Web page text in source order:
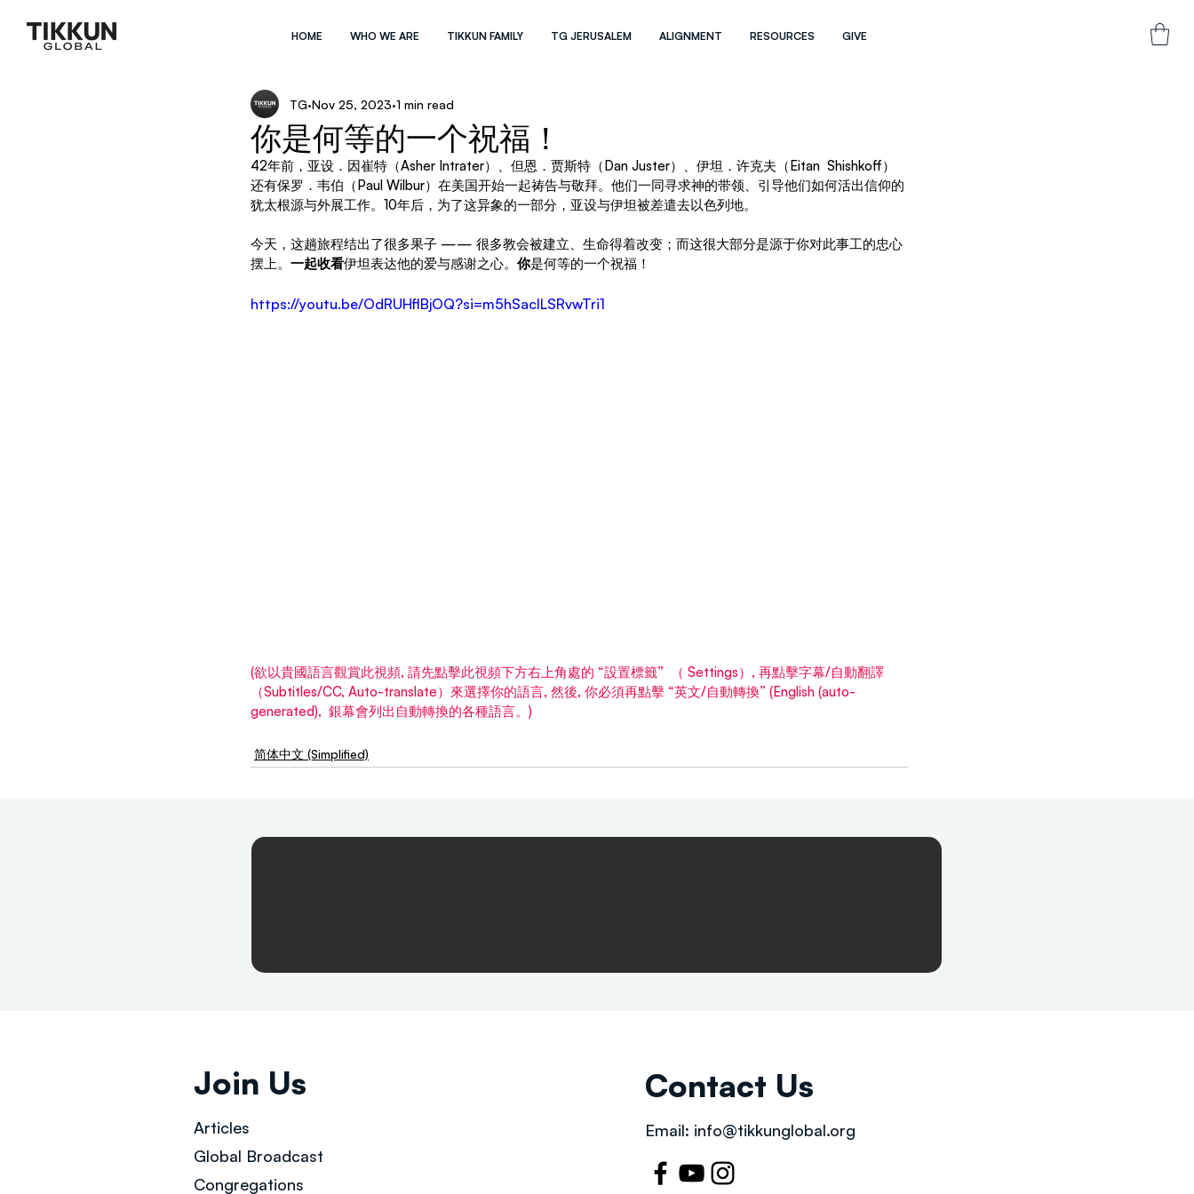
HOME WHO WE ARE TIKKUN FAMILY TG JERUSALEM ALIGNMENT RESOURCES GIVE
你是何等的一个祝福！
TG Nov 25, 2023 1 min read
42年前，亚设．因崔特（Asher Intrater）、但恩．贾斯特（Dan Juster）、伊坦．许克夫（Eitan  Shishkoff）
还有保罗．韦伯（Paul Wilbur）在美国开始一起祷告与敬拜。他们一同寻求神的带领、引导他们如何活出信仰的
犹太根源与外展工作。10年后，为了这异象的一部分，亚设与伊坦被差遣去以色列地。
今天，这趟旅程结出了很多果子 —— 很多教会被建立、生命得着改变；而这很大部分是源于你对此事工的忠心
摆上。 一起收看伊坦表达他的爱与感谢之心。 你是何等的一个祝福！
https://youtu.be/OdRUHflBjOQ?si=m5hSaclLSRvwTri1
(欲以貴國語言觀賞此視頻, 請先點擊此視頻下方右上角處的 “設置標籤”  （ Settings）, 再點擊字幕/自動翻譯
（Subtitles/CC, Auto-translate）來選擇你的語言, 然後, 你必須再點擊 “英文/自動轉換” (English (auto-
generated),  銀幕會列出自動轉換的各種語言。)
简体中文 (Simplified)
Join Us
Articles
Global Broadcast
Congregations
Contact Us
Email: info@tikkunglobal.org